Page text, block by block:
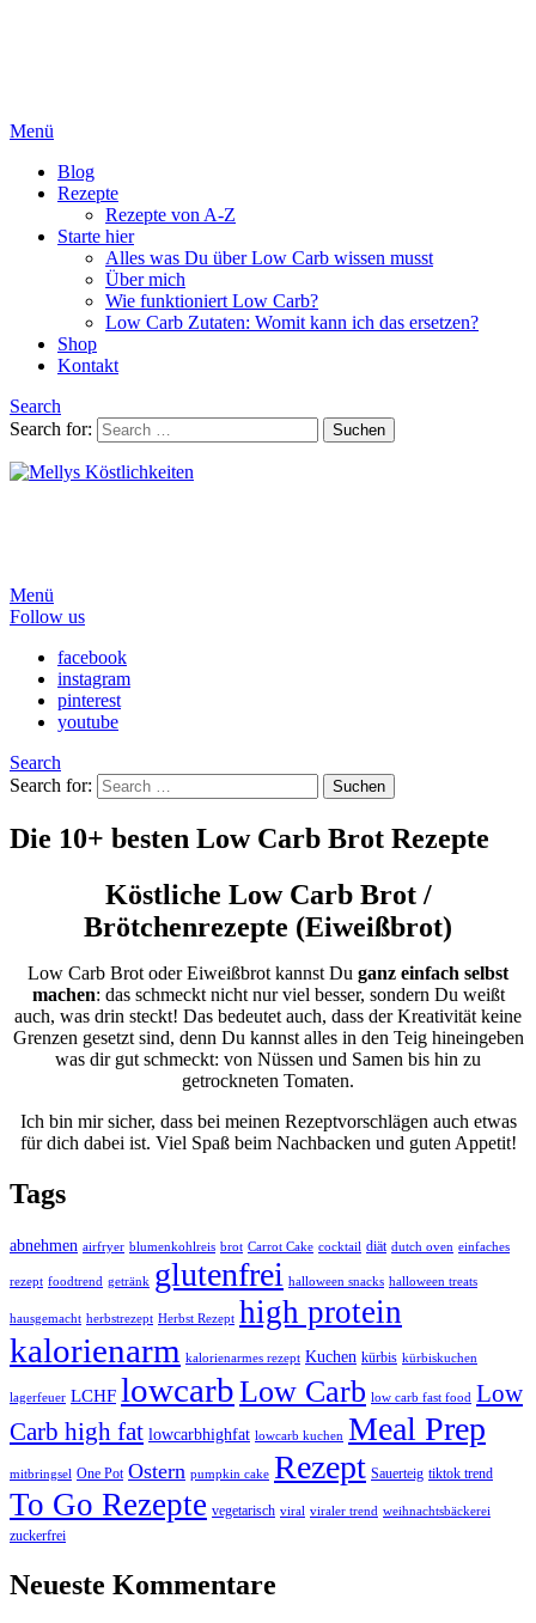
Menü
Blog
Rezepte
Rezepte von A-Z
Starte hier
Alles was Du über Low Carb wissen musst
Über mich
Wie funktioniert Low Carb?
Low Carb Zutaten: Womit kann ich das ersetzen?
Shop
Kontakt
Search
Search for:
Suchen
Menü
Follow us
facebook
instagram
pinterest
youtube
Search
Search for:
Suchen
Die 10+ besten Low Carb Brot Rezepte
Köstliche Low Carb Brot /
Brötchenrezepte (Eiweißbrot)
Low Carb Brot oder Eiweißbrot kannst Du ganz einfach selbst
machen: das schmeckt nicht nur viel besser, sondern Du weißt
auch, was drin steckt! Das bedeutet auch, dass der Kreativität keine
Grenzen gesetzt sind, denn Du kannst alles in den Teig hineingeben
was dir gut schmeckt: von Nüssen und Samen bis hin zu
getrockneten Tomaten.
Ich bin mir sicher, dass bei meinen Rezeptvorschlägen auch etwas
für dich dabei ist. Viel Spaß beim Nachbacken und guten Appetit!
Tags
abnehmen airfryer blumenkohlreis brot Carrot Cake cocktail diät dutch oven einfaches
rezept foodtrend getränk glutenfrei halloween snacks halloween treats
hausgemacht herbstrezept Herbst Rezept high protein
kalorienarm kalorienarmes rezept Kuchen kürbis kürbiskuchen
lagerfeuer LCHF lowcarbLow Carb low carb fast food Low
Carb high fat lowcarbhighfat lowcarb kuchen Meal Prep
mitbringsel One Pot Ostern pumpkin cake Rezept Sauerteig tiktok trend
To Go Rezepte vegetarisch viral viraler trend weihnachtsbäckerei
zuckerfrei
Neueste Kommentare